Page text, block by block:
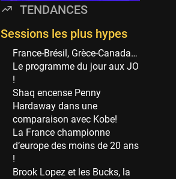
Philadelphia Sixers
89 sessions
Milwaukee Bucks
82 sessions
73 sessions
Oklahoma City Thunder
69 sessions
Phoenix Suns
TENDANCES
Sessions les plus hypes
France-Brésil, Grèce-Canada…
Le programme du jour aux JO
!
Shaq encense Penny
Hardaway dans une
comparaison avec Kobe!
La France championne
d’europe des moins de 20 ans
!
Brook Lopez et les Bucks, la